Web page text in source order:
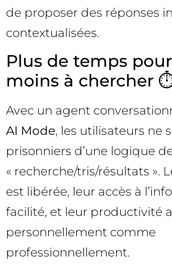
de proposer des réponses
contextualisées.
Plus de temps
moins à chercher
Avec un agent
AI Mode, les utilisateurs ne
prisonniers d’une logique
« recherche/tris/résultats ».
est libérée, leur accès à
facilité, et leur productivité
personnellement comme
professionnellement.